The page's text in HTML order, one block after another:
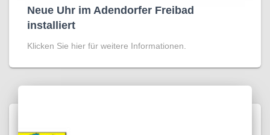
Neue Uhr im Adendorfer Freibad
installiert
Klicken Sie hier für weitere Informationen.